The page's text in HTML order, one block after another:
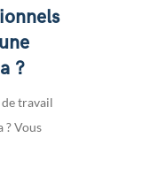
?
travail
? Vous